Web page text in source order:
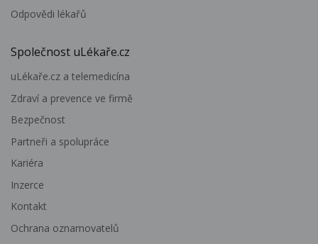
Odpovědi lékařů
Společnost uLékaře.cz
uLékaře.cz a telemedicína
Zdraví a prevence ve firmě
Bezpečnost
Partneři a spolupráce
Kariéra
Inzerce
Kontakt
Ochrana oznamovatelů